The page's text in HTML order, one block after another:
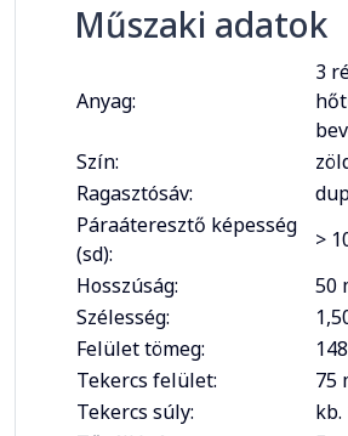
Műszaki adatok
Anyag:
3
Szín:
Ragasztósáv:
Páraáteresztő képesség
(sd):
>
Hosszúság:
50
Szélesség:
Felület tömeg:
Tekercs felület:
75
Tekercs súly:
kb.